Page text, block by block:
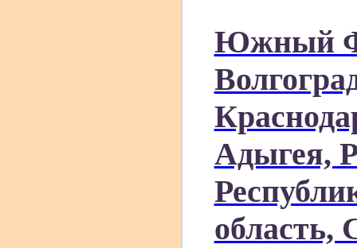
Южный
Адыгея,
область,